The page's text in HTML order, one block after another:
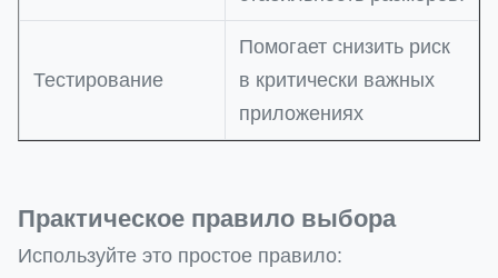
Тестирование
Помогает снизить риск
в критически важных
приложениях
Практическое правило выбора
Используйте это простое правило: